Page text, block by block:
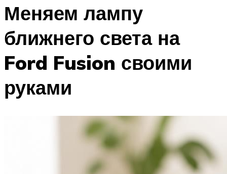
Меняем лампу
ближнего света на
Ford Fusion своими
руками